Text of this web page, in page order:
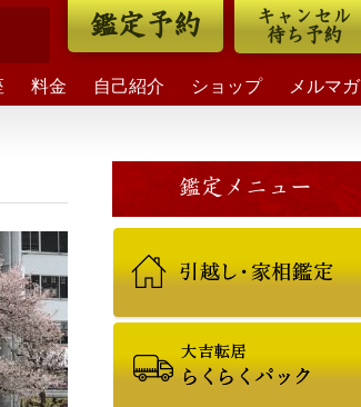
鑑定予約 キャンセル
待ち予約
料金 自己紹介 ショップ メルマガ
鑑定メニュー